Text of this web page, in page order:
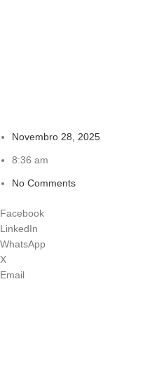
Novembro 28, 2025
8:36 am
No Comments
Facebook
LinkedIn
WhatsApp
X
Email